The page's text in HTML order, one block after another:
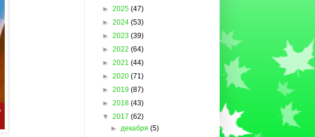
► 2025 (47)
► 2024 (53)
► 2023 (39)
► 2022 (64)
► 2021 (44)
► 2020 (71)
► 2019 (87)
► 2018 (43)
▼ 2017 (62)
►декабря(5)